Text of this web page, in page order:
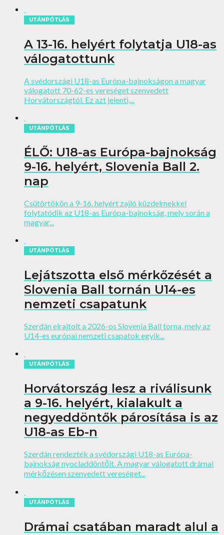
UTÁNPÓTLÁS
A 13-16. helyért folytatja U18-as
válogatottunk
A svédországi U18-as Európa-bajnokságon a magyar
válogatott 70-62-es vereséget szenvedett
Horvátországtól. Ez azt jelenti,...
UTÁNPÓTLÁS
ÉLŐ: U18-as Európa-bajnokság
9-16. helyért, Slovenia Ball 2.
nap
Csütörtökön a 9-16. helyért zajló küzdelmekkel
folytatódik az U18-as Európa-bajnokság, mely során a
magyar...
UTÁNPÓTLÁS
Lejátszotta első mérkőzését a
Slovenia Ball tornán U14-es
nemzeti csapatunk
Szerdán elrajtolt a 2026-os Slovenia Ball torna, mely az
U14-es európai nemzeti csapatok egyik...
UTÁNPÓTLÁS
Horvátország lesz a riválisunk
a 9-16. helyért, kialakult a
negyeddöntők párosítása is az
U18-as Eb-n
Szerdán rendezték a svédországi U18-as Európa-
bajnokság nyocladdöntőit. A magyar válogatott drámai
mérkőzésen szenvedett vereséget...
UTÁNPÓTLÁS
Drámai csatában maradt alul a